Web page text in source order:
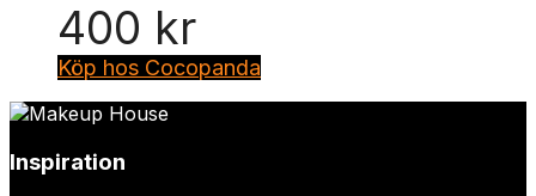
400 kr
Köp hos Cocopanda
Inspiration